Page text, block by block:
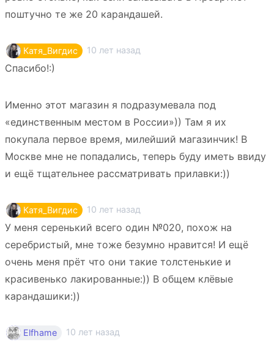
поштучно те же 20 карандашей.
Катя_Вигдис 10 лет назад
Спасибо!:)
Именно этот магазин я подразумевала под
«единственным местом в России»)) Там я их
покупала первое время, милейший магазинчик! В
Москве мне не попадались, теперь буду иметь ввиду
и ещё тщательнее рассматривать прилавки:))
Катя_Вигдис 10 лет назад
У меня серенький всего один №020, похож на
серебристый, мне тоже безумно нравится! И ещё
очень меня прёт что они такие толстенькие и
красивенько лакированные:)) В общем клёвые
карандашики:))
Elfhame 10 лет назад